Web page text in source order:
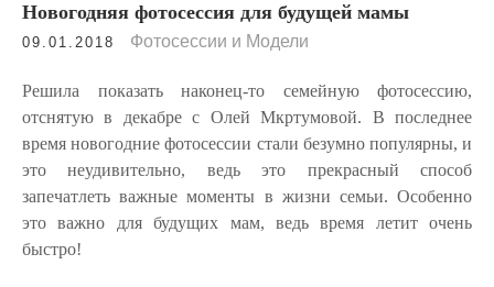
Новогодняя фотосессия для будущей мамы
09.01.2018 Фотосессии и Модели
Решила показать наконец-то семейную фотосессию,
отснятую в декабре с Олей Мкртумовой. В последнее
время новогодние фотосессии стали безумно популярны, и
это неудивительно, ведь это прекрасный способ
запечатлеть важные моменты в жизни семьи. Особенно
это важно для будущих мам, ведь время летит очень
быстро!